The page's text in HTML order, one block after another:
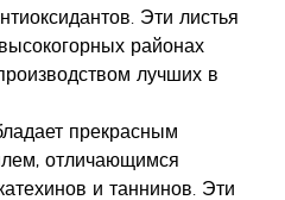
Эти листья
районах
лучших в
прекрасным
отличающимся
и таннинов. Эти